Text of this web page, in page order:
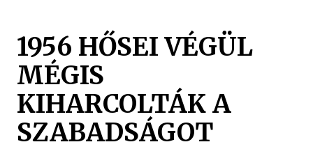
1956 HŐSEI VÉGÜL
MÉGIS
KIHARCOLTÁK A
SZABADSÁGOT